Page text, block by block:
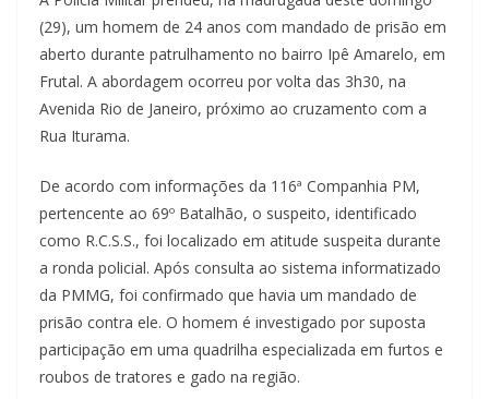
(29), um homem de 24 anos com mandado de prisão em
aberto durante patrulhamento no bairro Ipê Amarelo, em
Frutal. A abordagem ocorreu por volta das 3h30, na
Avenida Rio de Janeiro, próximo ao cruzamento com a
Rua Iturama.
De acordo com informações da 116ª Companhia PM,
pertencente ao 69º Batalhão, o suspeito, identificado
como R.C.S.S., foi localizado em atitude suspeita durante
a ronda policial. Após consulta ao sistema informatizado
da PMMG, foi confirmado que havia um mandado de
prisão contra ele. O homem é investigado por suposta
participação em uma quadrilha especializada em furtos e
roubos de tratores e gado na região.